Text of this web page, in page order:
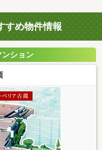
すめ物件情報
ション